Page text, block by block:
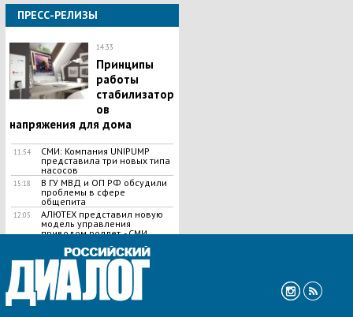
ПРЕСС-РЕЛИЗЫ
14:33
Принципы
работы
стабилизатор
ов
напряжения для дома
11:54
СМИ: Компания UNIPUMP
представила три новых типа
насосов
15:18
В ГУ МВД и ОП РФ обсудили
проблемы в сфере
общепита
12:05
АЛЮТЕХ представил новую
модель управления
приводом роллет, - СМИ
ВСЕ НОВОСТИ »